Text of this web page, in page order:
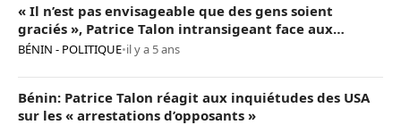
« Il n’est pas envisageable que des gens soient
graciés », Patrice Talon intransigeant face aux
« opposants terroristes »
BÉNIN - POLITIQUE•il y a 5 ans
Bénin: Patrice Talon réagit aux inquiétudes des USA
sur les « arrestations d’opposants »